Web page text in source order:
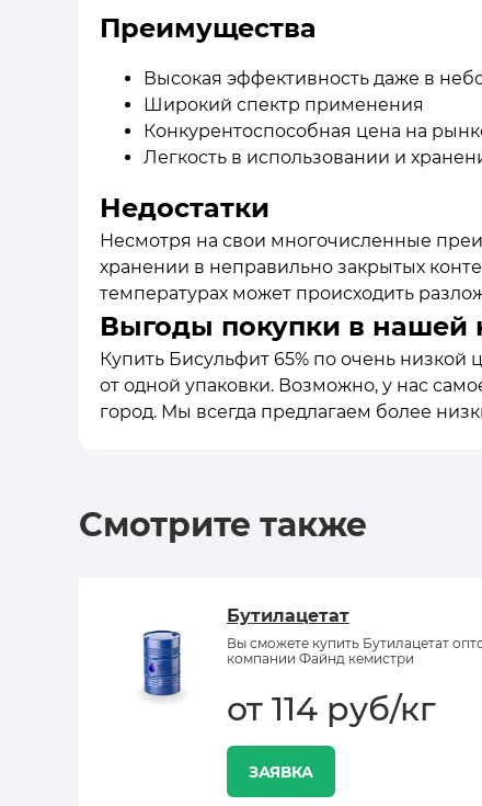
Преимущества
Высокая эффективность даже в
Широкий спектр применения
Конкурентоспособная цена на
Легкость в использовании и
Недостатки
Несмотря на свои многочисленные
хранении в неправильно закрытых
температурах может происходить
Выгоды покупки в нашей
Купить Бисульфит 65% по очень
от одной упаковки. Возможно, у нас
город. Мы всегда предлагаем более
Смотрите также
Бутилацетат
Вы сможете купить Бутилацетат
компании Файнд кемистри
от 114 руб/кг
ЗАЯВКА